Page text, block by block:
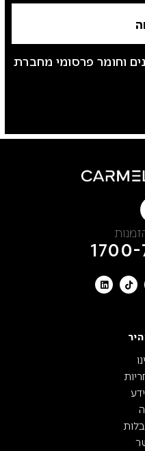
וחומר פרסומי מחברת